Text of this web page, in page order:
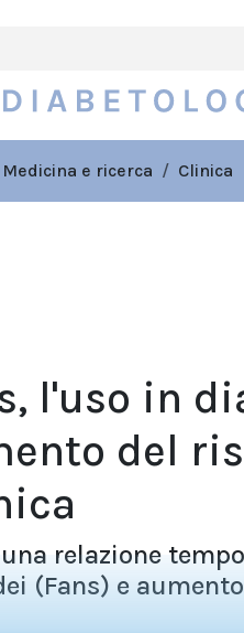
Medicina e ricerca Clinica
l'uso in
del
una relazione
(Fans) e